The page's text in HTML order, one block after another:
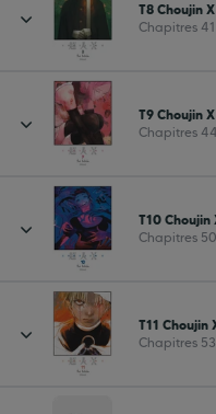
T8 Choujin
Chapitres
T9 Choujin
Chapitres
T10
Chapitres
T11 Choujin
Chapitres